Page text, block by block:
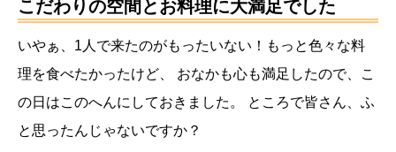
こだわりの空間とお料理に大満足でした
いやぁ、1人で来たのがもったいない！もっと色々な料
理を食べたかったけど、
おなかも心も満足したので、こ
の日はこのへんにしておきました。
ところで皆さん、ふ
と思ったんじゃないですか？